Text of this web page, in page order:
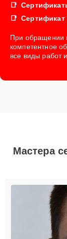
Сертификат
При обращении
компетентное
все виды работ
Мастера